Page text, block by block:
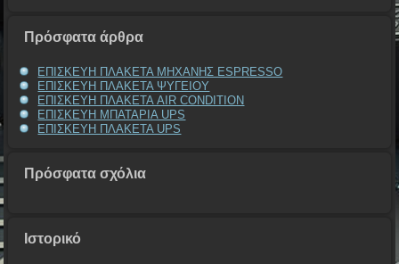
Πρόσφατα άρθρα
ΕΠΙΣΚΕΥΗ ΠΛΑΚΕΤΑ ΜΗΧΑΝΗΣ ESPRESSO
ΕΠΙΣΚΕΥΗ ΠΛΑΚΕΤΑ ΨΥΓΕΙΟΥ
ΕΠΙΣΚΕΥΗ ΠΛΑΚΕΤΑ AIR CONDITION
ΕΠΙΣΚΕΥΗ ΜΠΑΤΑΡΙΑ UPS
ΕΠΙΣΚΕΥΗ ΠΛΑΚΕΤΑ UPS
Πρόσφατα σχόλια
Ιστορικό